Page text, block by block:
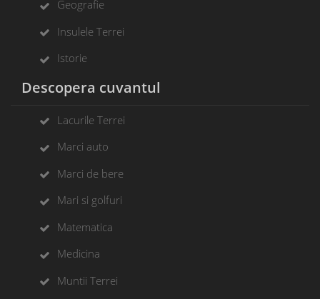
Geografie
Insulele Terrei
Istorie
Descopera cuvantul
Lacurile Terrei
Marci auto
Marci de bere
Mari si golfuri
Matematica
Medicina
Muntii Terrei